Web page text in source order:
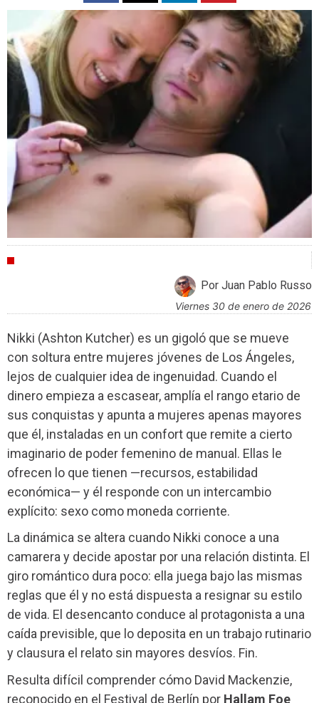
Por Juan Pablo Russo
viernes 30 de enero de 2026
Nikki (Ashton Kutcher) es un gigoló que se mueve
con soltura entre mujeres jóvenes de Los Ángeles,
lejos de cualquier idea de ingenuidad. Cuando el
dinero empieza a escasear, amplía el rango etario de
sus conquistas y apunta a mujeres apenas mayores
que él, instaladas en un confort que remite a cierto
imaginario de poder femenino de manual. Ellas le
ofrecen lo que tienen —recursos, estabilidad
económica— y él responde con un intercambio
explícito: sexo como moneda corriente.
La dinámica se altera cuando Nikki conoce a una
camarera y decide apostar por una relación distinta. El
giro romántico dura poco: ella juega bajo las mismas
reglas que él y no está dispuesta a resignar su estilo
de vida. El desencanto conduce al protagonista a una
caída previsible, que lo deposita en un trabajo rutinario
y clausura el relato sin mayores desvíos. Fin.
Resulta difícil comprender cómo David Mackenzie,
reconocido en el Festival de Berlín por Hallam Foe